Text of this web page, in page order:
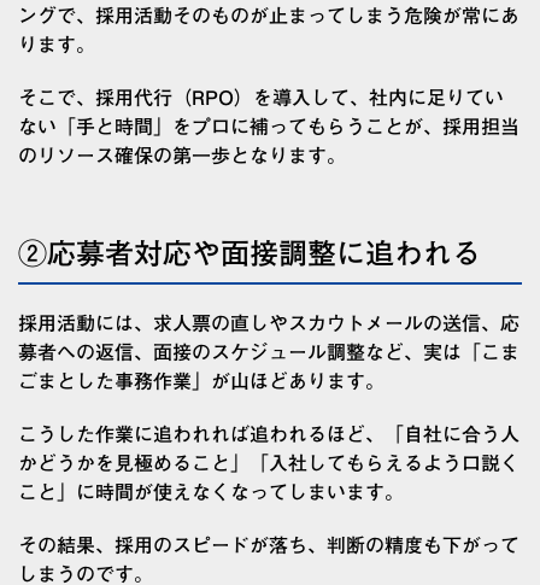
ングで、採用活動そのものが止まってしまう危険が常にあ
ります。
そこで、採用代行（RPO）を導入して、社内に足りてい
ない「手と時間」をプロに補ってもらうことが、採用担当
のリソース確保の第一歩となります。
②応募者対応や面接調整に追われる
採用活動には、求人票の直しやスカウトメールの送信、応
募者への返信、面接のスケジュール調整など、実は「こま
ごまとした事務作業」が山ほどあります。
こうした作業に追われれば追われるほど、「自社に合う人
かどうかを見極めること」「入社してもらえるよう口説く
こと」に時間が使えなくなってしまいます。
その結果、採用のスピードが落ち、判断の精度も下がって
しまうのです。